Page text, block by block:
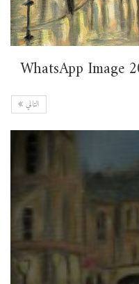
WhatsApp Image
التالي